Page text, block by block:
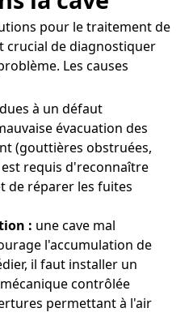
pour le traitement de
crucial de diagnostiquer
Les causes
dues à un défaut
évacuation des
(gouttières obstruées,
requis d'reconnaître
de réparer les fuites
: une cave mal
l'accumulation de
il faut installer un
contrôlée
permettant à l'air